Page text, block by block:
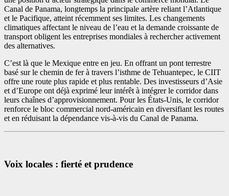
Canal de Panama, longtemps la principale artère reliant l’Atlantique
et le Pacifique, atteint récemment ses limites. Les changements
climatiques affectant le niveau de l’eau et la demande croissante de
transport obligent les entreprises mondiales à rechercher activement
des alternatives.
C’est là que le Mexique entre en jeu. En offrant un pont terrestre
basé sur le chemin de fer à travers l’isthme de Tehuantepec, le CIIT
offre une route plus rapide et plus rentable. Des investisseurs d’Asie
et d’Europe ont déjà exprimé leur intérêt à intégrer le corridor dans
leurs chaînes d’approvisionnement. Pour les États-Unis, le corridor
renforce le bloc commercial nord-américain en diversifiant les routes
et en réduisant la dépendance vis-à-vis du Canal de Panama.
Voix locales : fierté et prudence